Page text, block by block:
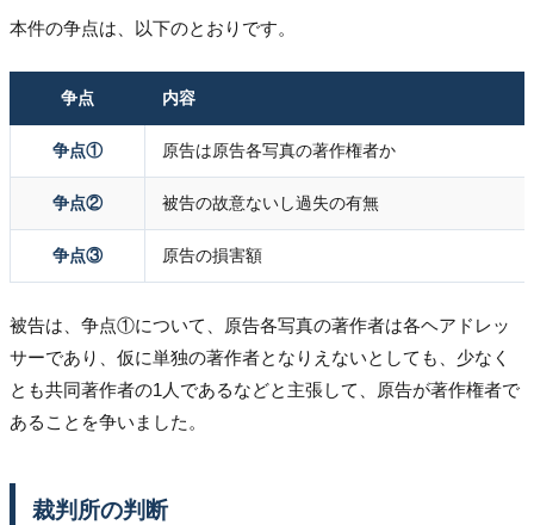
本件の争点は、以下のとおりです。
争点 内容
争点① 原告は原告各写真の著作権者か
争点② 被告の故意ないし過失の有無
争点③ 原告の損害額
被告は、争点①について、原告各写真の著作者は各ヘアドレッ
サーであり、仮に単独の著作者となりえないとしても、少なく
とも共同著作者の1人であるなどと主張して、原告が著作権者で
あることを争いました。
裁判所の判断